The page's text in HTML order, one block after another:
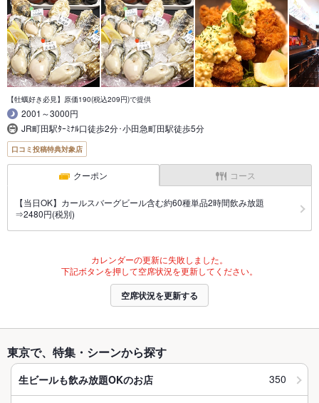
【牡蠣好き必見】原価190(税込209円)で提供
2001～3000円
JR町田駅ﾀｰﾐﾅﾙ口徒歩2分･小田急町田駅徒歩5分
口コミ投稿特典対象店
クーポン コース
【当日OK】カールスバーグビール含む約60種単品2時間飲み放題
⇒2480円(税別)
カレンダーの更新に失敗しました。
下記ボタンを押して空席状況を更新してください。
空席状況を更新する
東京で、特集・シーンから探す
生ビールも飲み放題OKのお店 350